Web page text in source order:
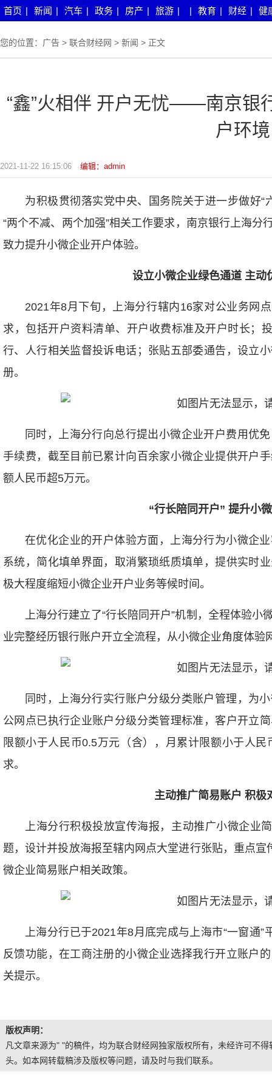
首页 | 新闻 | 汽车 | 政务 | 房产 | 旅游 | | 教育 | 财经 | 健
您的位置： 广告 > 联合财经网 > 新闻 > 正文
“鑫”火相伴 开户无忧——南京银
户环境
2021-11-22 16:15:06 编辑：admin
为积极贯彻落实党中央、国务院关于进一步做好
“两个不减、两个加强”相关工作要求，南京银行上海
致力提升小微企业开户体验。
设立小微企业绿色通道 主动
2021年8月下旬，上海分行辖内16家对公业务网
求，包括开户资料清单、开户收费标准及开户时长；
行、人行相关监督投诉电话；张贴五部委通告，设立
册。
同时，上海分行向总行提出小微企业开户费用优
手续费，截至目前已累计向百余家小微企业提供开户
额人民币超5万元。
“行长陪同开户” 提升小
在优化企业的开户体验方面，上海分行为小微企
系统，简化填单界面，取消繁琐纸质填单，提供实时
极大程度缩短小微企业开户业务等候时间。
上海分行建立了“行长陪同开户”机制，全程体验
业完整经历银行账户开立全流程，从小微企业角度体
同时，上海分行实行账户分级分类账户管理，为
公网点已执行企业账户分级分类管理标准，客户开立
限额小于人民币0.5万元（含），月累计限额小于人
求。
主动推广简易账户 积极
上海分行积极投放宣传海报，主动推广小微企业
题，设计并投放海报至辖内网点大堂进行张贴，重点宣
微企业简易账户相关政策。
上海分行已于2021年8月底完成与上海市“一窗通
反馈功能，在工商注册的小微企业选择我行开立账户
关提示。
版权声明：
凡文章来源为" "的稿件，均为联合财经网独家版权所有，未经许可不
头。如本网转载稿涉及版权等问题，请及时与我们联系。